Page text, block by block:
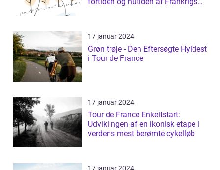
17 januar 2024
Grøn trøje - Den Eftersøgte Hyldest
i Tour de France
17 januar 2024
Tour de France Enkeltstart:
Udviklingen af en ikonisk etape i
verdens mest berømte cykelløb
17 januar 2024